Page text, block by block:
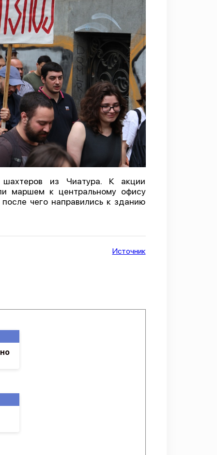
из Чиатура. К акции
маршем к центральному офису
чего направились к зданию
Источник